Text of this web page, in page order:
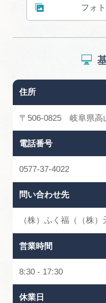
フォ
住所
〒506-0825 岐阜県高
電話番号
0577-37-4022
問い合わせ先
（株）ふく福（（株）
営業時間
8:30 - 17:30
休業日